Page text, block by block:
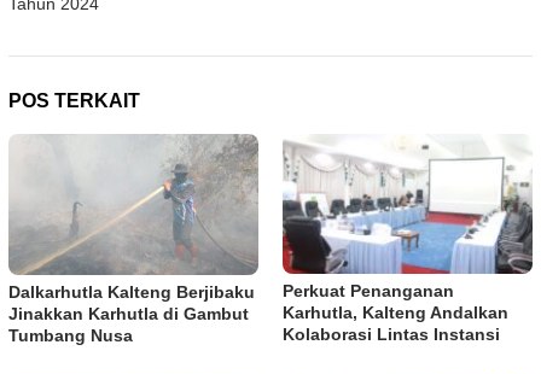
POS TERKAIT
Dalkarhutla Kalteng Berjibaku
Jinakkan Karhutla di Gambut
Tumbang Nusa
Perkuat Penanganan
Karhutla, Kalteng Andalkan
Kolaborasi Lintas Instansi